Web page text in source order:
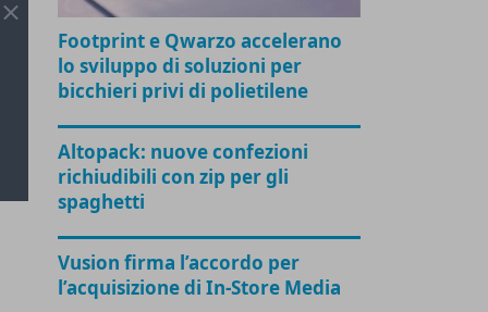
Footprint e Qwarzo accelerano
lo sviluppo di soluzioni per
bicchieri privi di polietilene
Altopack: nuove confezioni
richiudibili con zip per gli
spaghetti
Vusion firma l’accordo per
l’acquisizione di In-Store Media